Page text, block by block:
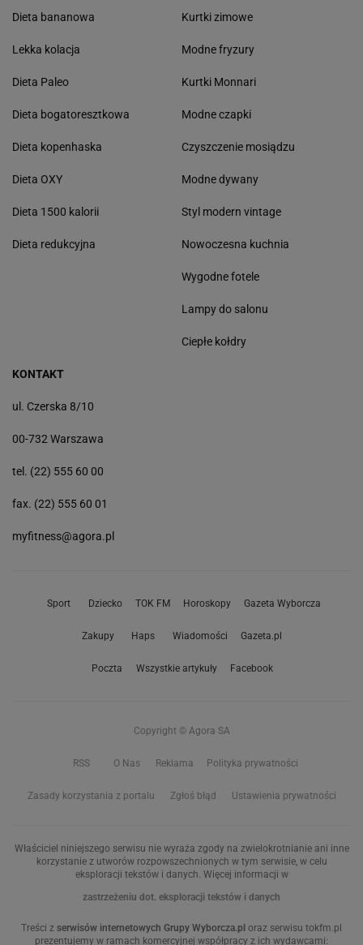
Dieta bananowa
Lekka kolacja
Dieta Paleo
Dieta bogatoresztkowa
Dieta kopenhaska
Dieta OXY
Dieta 1500 kalorii
Dieta redukcyjna
Kurtki zimowe
Modne fryzury
Kurtki Monnari
Modne czapki
Czyszczenie mosiądzu
Modne dywany
Styl modern vintage
Nowoczesna kuchnia
Wygodne fotele
Lampy do salonu
Ciepłe kołdry
KONTAKT
ul. Czerska 8/10
00-732 Warszawa
tel. (22) 555 60 00
fax. (22) 555 60 01
myfitness@agora.pl
Sport Dziecko TOK FM Horoskopy Gazeta Wyborcza
Zakupy Haps Wiadomości Gazeta.pl
Poczta Wszystkie artykuły Facebook
Copyright © Agora SA
RSS O Nas Reklama Polityka prywatności
Zasady korzystania z portalu Zgłoś błąd Ustawienia prywatności
Właściciel niniejszego serwisu nie wyraża zgody na zwielokrotnianie ani inne
korzystanie z utworów rozpowszechnionych w tym serwisie, w celu
eksploracji tekstów i danych. Więcej informacji w
zastrzeżeniu dot. eksploracji tekstów i danych
Treści z serwisów internetowych Grupy Wyborcza.pl oraz serwisu tokfm.pl
prezentujemy w ramach komercyjnej współpracy z ich wydawcami: